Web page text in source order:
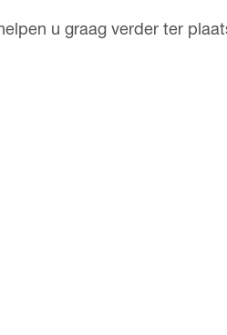
u graag verder ter